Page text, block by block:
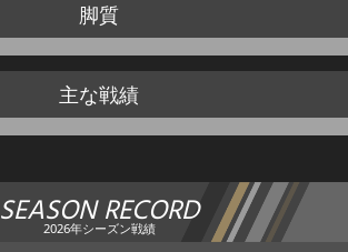
脚質
主な戦績
SEASON RECORD
2026年シーズン戦績